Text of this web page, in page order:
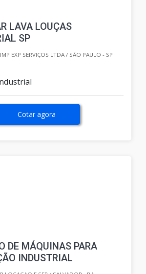
LAVA LOUÇAS
SP
EXP SERVIÇOS LTDA / SÃO PAULO - SP
Cotar agora
DE MÁQUINAS PARA
INDUSTRIAL